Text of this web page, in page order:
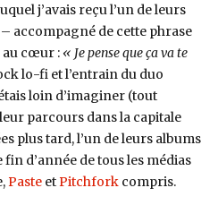
j’avais reçu l’un de leurs
accompagné de cette phrase
au cœur : « Je pense que ça va te
lo-fi et l’entrain du duo
loin d’imaginer (tout
parcours dans la capitale
plus tard, l’un de leurs albums
d’année de tous les médias
PasteetPitchforkcompris.